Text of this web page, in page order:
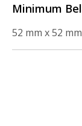
Minimum
52 mm x 52